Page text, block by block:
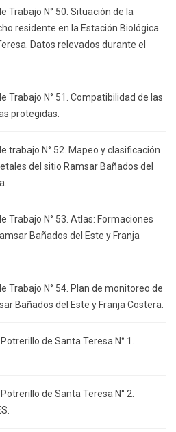
Trabajo N° 50. Situación de la
residente en la Estación Biológica
Datos relevados durante el
Trabajo N° 51. Compatibilidad de las
protegidas.
trabajo N° 52. Mapeo y clasificación
del sitio Ramsar Bañados del
Trabajo N° 53. Atlas: Formaciones
Bañados del Este y Franja
Trabajo N° 54. Plan de monitoreo de
Bañados del Este y Franja Costera.
de Santa Teresa N° 1.
de Santa Teresa N° 2.